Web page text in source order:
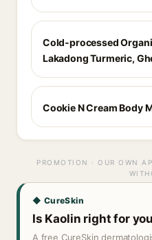
Cold-processed
Lakadong Turmeric,
Cookie N Cream Body
PROMOTION · OUR OWN
◆ CureSkin
Is Kaolin right for
A free CureSkin